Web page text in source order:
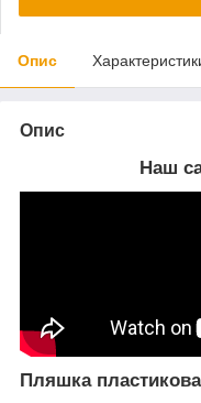
Опис
Опис
Наш
Пляшка